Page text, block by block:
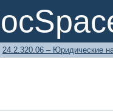
24.2.320.06 – Юридические